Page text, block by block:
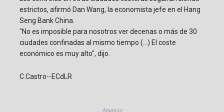
estrictos, afirmó Dan Wang, la economista jefe en el Hang
Seng Bank China.
"No es imposible para nosotros ver decenas o más de 30
ciudades confinadas al mismo tiempo (...) El coste
económico es muy alto", dijo.
C.Castro--ECdLR
Anuncio